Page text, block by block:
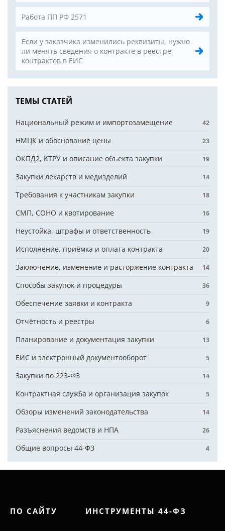
Работа ПП РФ 2571
Если у заказчика изменились реквизиты, нужно
ли менять сведения о контракте в реестре
контрактов в ЕИС
ТЕМЫ СТАТЕЙ
Национальный режим и импортозамещение 42
НМЦК и обоснование цены 23
ОКПД2, КТРУ и описание объекта закупки 19
Закупки лекарств и медизделий 14
Требования к участникам закупки 18
СМП, СОНО и квотирование 16
Неустойка, штрафы и ответственность 19
Исполнение, приёмка и оплата контракта 20
Заключение, изменение и расторжение контракта 14
Способы закупок и процедуры 36
Обеспечение заявки и контракта 9
Отчётность и реестры 6
Планирование и документация закупки 13
ЕИС и электронный документооборот 5
Закупки по 223-ФЗ 14
Контрактная служба и организация закупок 5
Обзоры изменений законодательства 14
Разъяснения ведомств и НПА 26
Общие вопросы 44-ФЗ 4
ПО САЙТУ ИНСТРУМЕНТЫ 44-ФЗ